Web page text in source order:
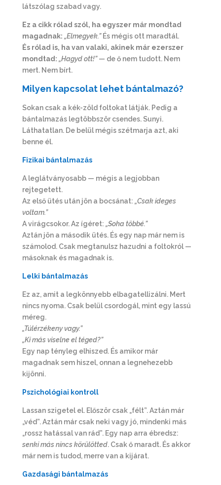
látszólag szabad vagy.
Ez a cikk rólad szól, ha egyszer már mondtad
magadnak: „Elmegyek.”És mégis ott maradtál.
És rólad is, ha van valaki, akinek már ezerszer
mondtad: „Hagyd ott!”— de ő nem tudott. Nem
mert. Nem bírt.
Milyen kapcsolat lehet bántalmazó?
Sokan csak a kék-zöld foltokat látják. Pedig a
bántalmazás legtöbbször csendes. Sunyi.
Láthatatlan. De belül mégis szétmarja azt, aki
benne él.
Fizikai bántalmazás
A leglátványosabb — mégis a legjobban
rejtegetett.
Az első ütés után jön a bocsánat: „Csak ideges
voltam.”
A virágcsokor. Az ígéret: „Soha többé.”
Aztán jön a második ütés. És egy nap már nem is
számolod. Csak megtanulsz hazudni a foltokról —
másoknak és magadnak is.
Lelki bántalmazás
Ez az, amit a legkönnyebb elbagatellizálni. Mert
nincs nyoma. Csak belül csordogál, mint egy lassú
méreg.
„Túlérzékeny vagy.”
„Ki más viselne el téged?”
Egy nap tényleg elhiszed. És amikor már
magadnak sem hiszel, onnan a legnehezebb
kijönni.
Pszichológiai kontroll
Lassan szigetel el. Először csak „félt”. Aztán már
„véd”. Aztán már csak neki vagy jó, mindenki más
„rossz hatással van rád”. Egy nap arra ébredsz:
senki más nincs körülötted. Csak ő maradt. És akkor
már nem is tudod, merre van a kijárat.
Gazdasági bántalmazás